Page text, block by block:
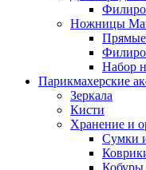
Ножницы
Прямые
Набор
Парикмахерские
Зеркала
Кисти
Хранение и
Сумки